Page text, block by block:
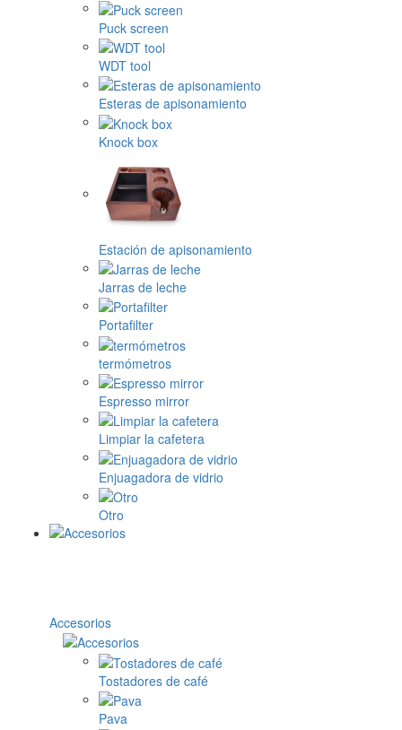
Puck screen
WDT tool
Esteras de apisonamiento
Knock box
Estación de apisonamiento
Jarras de leche
Portafilter
termómetros
Espresso mirror
Limpiar la cafetera
Enjuagadora de vidrio
Otro
Accesorios
Tostadores de café
Pava